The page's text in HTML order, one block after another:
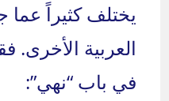
يختلف كثيراً
العربية الأخرى.
في باب “نهي”: